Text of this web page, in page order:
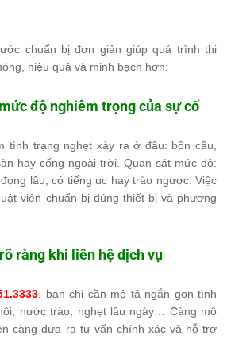
chuẩn bị đơn giản giúp quá trình thi
hiệu quả và minh bạch hơn:
độ nghiêm trọng của sự cố
tình trạng nghẹt xảy ra ở đâu: bồn cầu,
hay cống ngoài trời. Quan sát mức độ:
lâu, có tiếng ục hay trào ngược. Việc
viên chuẩn bị đúng thiết bị và phương
ràng khi liên hệ dịch vụ
, bạn chỉ cần mô tả ngắn gọn tình
nước trào, nghẹt lâu ngày… Càng mô
càng đưa ra tư vấn chính xác và hỗ trợ